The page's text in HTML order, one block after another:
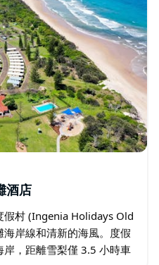
酒店
假村 (Ingenia Holidays Old
岸線和清新的海風。度假
，距離雪梨僅 3.5 小時車